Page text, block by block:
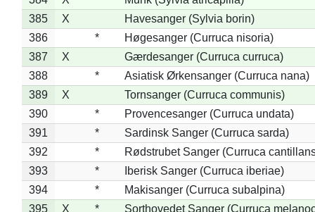
385
X
Havesanger (Sylvia borin)
386
*
Høgesanger (Curruca nisoria)
387
X
Gærdesanger (Curruca curruca)
388
*
Asiatisk Ørkensanger (Curruca nana)
389
X
Tornsanger (Curruca communis)
390
*
Provencesanger (Curruca undata)
391
*
Sardinsk Sanger (Curruca sarda)
392
*
Rødstrubet Sanger (Curruca
393
*
Iberisk Sanger (Curruca iberiae)
394
*
Makisanger (Curruca subalpina)
395
X *
Sorthovedet Sanger (Curruca